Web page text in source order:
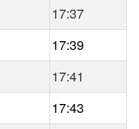
17:37
17:39
17:41
17:43